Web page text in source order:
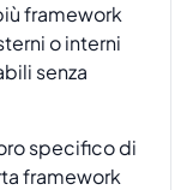
framework
o interni
senza
specifico di
framework